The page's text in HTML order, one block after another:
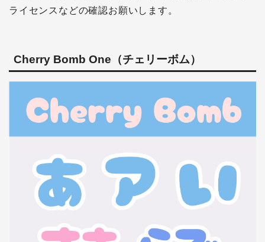
ライセンスなどの確認お願いします。
Cherry Bomb One（チェリーボム）